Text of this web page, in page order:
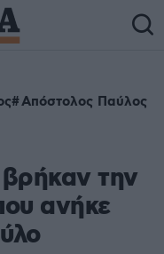
Απόστολος Παύλος
την
ανήκε